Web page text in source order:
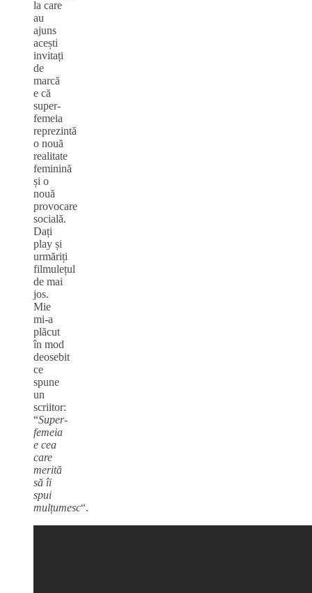
la care
au
ajuns
acești
invitați
de
marcă
e că
super-
femeia
reprezintă
o nouă
realitate
feminină
și o
nouă
provocare
socială.
Dați
play și
urmăriți
filmulețul
de mai
jos.
Mie
mi-a
plăcut
în mod
deosebit
ce
spune
un
scriitor:
“Super-
femeia
e cea
care
merită
să îi
spui
mulțumesc“.